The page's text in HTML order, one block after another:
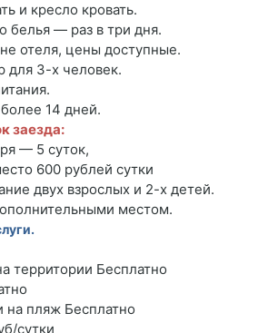
и кресло кровать.
белья — раз в три дня.
отеля, цены доступные.
для 3-х человек.
14 дней.
заезда:
— 5 суток,
600 рублей сутки
двух взрослых и 2-х детей.
местом.
территории Бесплатно
пляж Бесплатно
сутки